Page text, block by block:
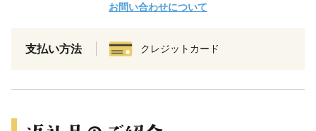
お問い合わせについて
支払い方法 クレジットカード